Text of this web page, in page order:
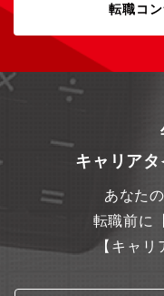
転職コ
キャリア
あなた
転職前に
【キャリ